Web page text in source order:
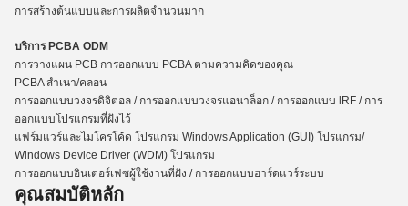
การสร้างต้นแบบและการผลิตจํานวนมาก
บริการ PCBA ODM
การวางแผน PCB การออกแบบ PCBA ตามความคิดของคุณ
PCBA สําเนา/คลอน
การออกแบบวงจรดิจิตอล / การออกแบบวงจรแอนาล็อก / การออกแบบ lRF / การ
ออกแบบโปรแกรมที่ฝังไว้
แฟร์มแวร์และไมโครโค้ด โปรแกรม Windows Application (GUI) โปรแกรม/
Windows Device Driver (WDM) โปรแกรม
การออกแบบอินเตอร์เฟซผู้ใช้งานที่ฝัง / การออกแบบฮาร์ดแวร์ระบบ
คุณสมบัติหลัก